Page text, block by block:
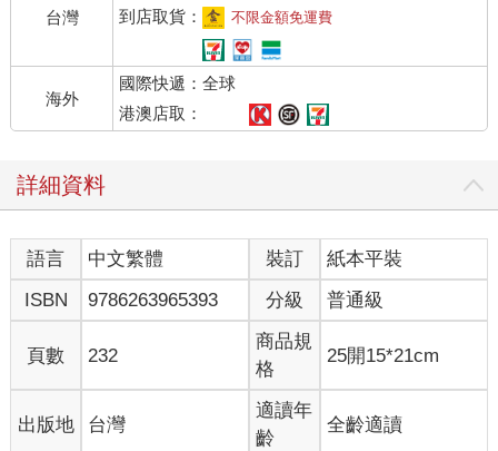
台灣
到店取貨：
不限金額免運費
海外
國際快遞：全球
港澳店取：
詳細資料
語言 中文繁體 裝訂
紙本平裝
ISBN
9786263965393 分級 普通級
頁數 232
商品規
格
25開15*21cm
出版地 台灣
適讀年
齡
全齡適讀